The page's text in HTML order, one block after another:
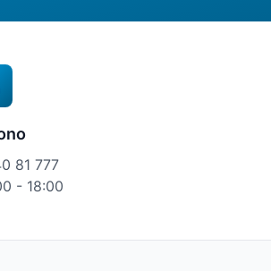
81 777
- 18:00